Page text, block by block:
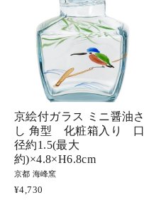
京絵付ガラス ミニ醤油さ
し 角型 化粧箱入り 口
径約1.5(最大
約)×4.8×H6.8cm
京都 海峰窯
¥4,730